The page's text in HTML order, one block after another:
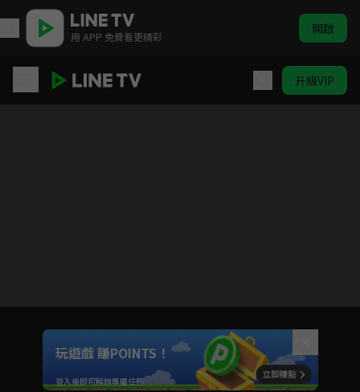
用 APP 免費看更精彩 開啟
升級VIP
Unmute
如有不便請見諒
玩遊戲 賺POINTS！
登入後即可解鎖專屬任務